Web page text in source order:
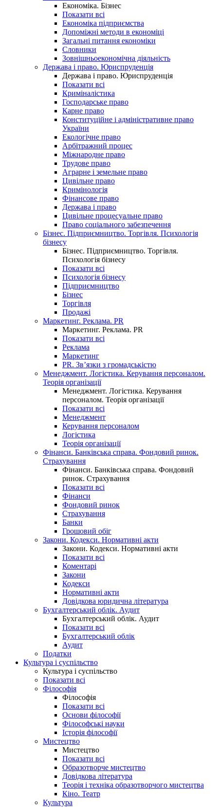
Економіка. Бізнес
Показати всі
Економіка підприємства
Допоміжні методи в економіці
Загальні питання економіки
Словники
Зовнішньоекономічна діяльність
Держава і право. Юриспруденція
Держава і право. Юриспруденція
Показати всі
Криміналістика
Господарське право
Карне право
Конституційне і адміністративне право
України
Екологічне право
Арбітражний процес
Міжнародне право
Трудове право
Аграрне і земельне право
Цивільне право
Кримінологія
Фінансове право
Держава і право
Цивільне процесуальне право
Право соціального забезпечення
Бізнес. Підприємництво. Торгівля. Психологія
бізнесу
Бізнес. Підприємництво. Торгівля.
Психологія бізнесу
Показати всі
Психологія бізнесу
Підприємництво
Бізнес
Торгівля
Продажі
Маркетинг. Реклама. PR
Маркетинг. Реклама. PR
Показати всі
Реклама
Маркетинг
PR. Зв’язки з громадськістю
Менеджмент. Логістика. Керування персоналом.
Теорія організації
Менеджмент. Логістика. Керування
персоналом. Теорія організації
Показати всі
Менеджмент
Керування персоналом
Логістика
Теорія організації
Фінанси. Банківська справа. Фондовий ринок.
Страхування
Фінанси. Банківська справа. Фондовий
ринок. Страхування
Показати всі
Фінанси
Фондовий ринок
Страхування
Банки
Грошовий обіг
Закони. Кодекси. Нормативні акти
Закони. Кодекси. Нормативні акти
Показати всі
Коментарі
Закони
Кодекси
Нормативні акти
Довідкова юридична література
Бухгалтерський облік. Аудит
Бухгалтерський облік. Аудит
Показати всі
Бухгалтерський облік
Аудит
Податки
Культура і суспільство
Культура і суспільство
Показати всі
Філософія
Філософія
Показати всі
Основи філософії
Філософські науки
Історія філософії
Мистецтво
Мистецтво
Показати всі
Образотворче мистецтво
Довідкова література
Теорія і техніка образотворчого мистецтва
Кіно. Театр
Культура